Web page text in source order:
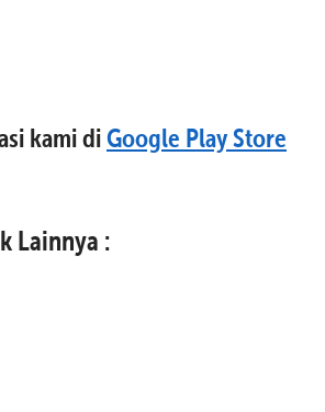
kami diGoogle Play Store
Lainnya :